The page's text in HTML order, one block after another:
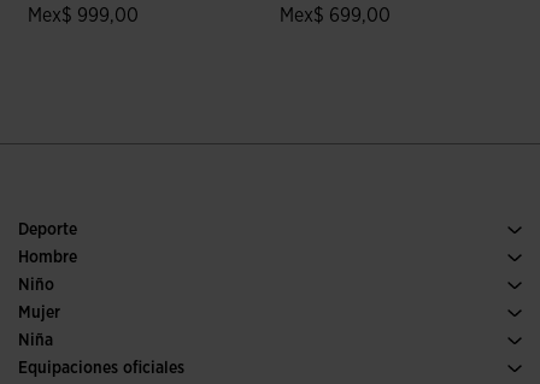
Mex$ 999,00 Mex$ 699,00
Deporte
Running
Fútbol
Pádel
Tenis
Trail running
Hombre
Calzado Hombre
Deporte
Niño
Ver todo ropa niño
Mujer
Calzado Mujer
Deporte
Niña
Ver todo ropa niña
Equipaciones oficiales